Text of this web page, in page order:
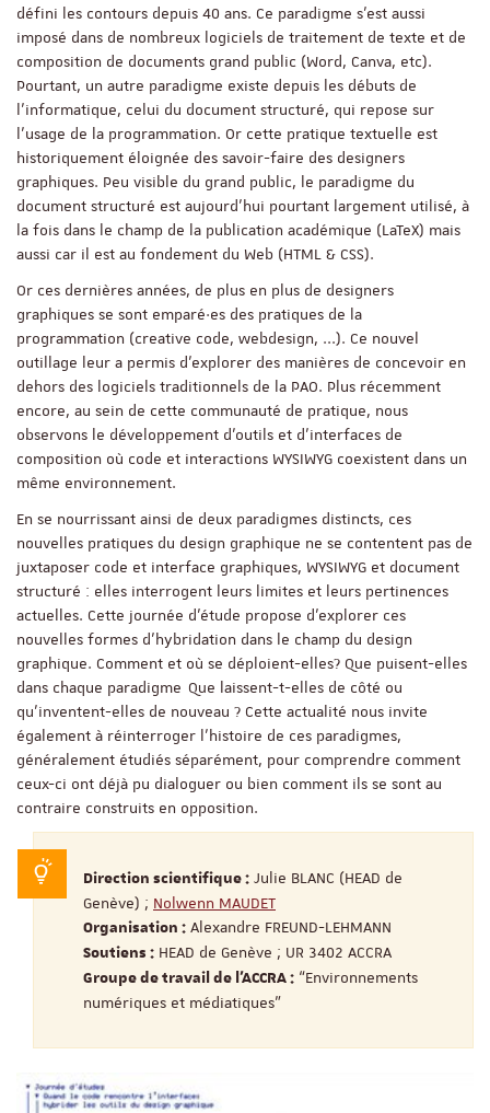
défini les contours depuis 40 ans. Ce paradigme s’est aussi
imposé dans de nombreux logiciels de traitement de texte et de
composition de documents grand public (Word, Canva, etc).
Pourtant, un autre paradigme existe depuis les débuts de
l’informatique, celui du document structuré, qui repose sur
l'usage de la programmation. Or cette pratique textuelle est
historiquement éloignée des savoir-faire des designers
graphiques. Peu visible du grand public, le paradigme du
document structuré est aujourd'hui pourtant largement utilisé, à
la fois dans le champ de la publication académique (LaTeX) mais
aussi car il est au fondement du Web (HTML & CSS).
Or ces dernières années, de plus en plus de designers
graphiques se sont emparé·es des pratiques de la
programmation (creative code, webdesign, ...). Ce nouvel
outillage leur a permis d'explorer des manières de concevoir en
dehors des logiciels traditionnels de la PAO. Plus récemment
encore, au sein de cette communauté de pratique, nous
observons le développement d’outils et d’interfaces de
composition où code et interactions WYSIWYG coexistent dans un
même environnement.
En se nourrissant ainsi de deux paradigmes distincts, ces
nouvelles pratiques du design graphique ne se contentent pas de
juxtaposer code et interface graphiques, WYSIWYG et document
structuré : elles interrogent leurs limites et leurs pertinences
actuelles. Cette journée d’étude propose d’explorer ces
nouvelles formes d’hybridation dans le champ du design
graphique. Comment et où se déploient-elles? Que puisent-elles
dans chaque paradigme Que laissent-t-elles de côté ou
qu’inventent-elles de nouveau ? Cette actualité nous invite
également à réinterroger l'histoire de ces paradigmes,
généralement étudiés séparément, pour comprendre comment
ceux-ci ont déjà pu dialoguer ou bien comment ils se sont au
contraire construits en opposition.
Direction scientifique : Julie BLANC (HEAD de
Genève) ; Nolwenn MAUDET
Organisation : Alexandre FREUND-LEHMANN
Soutiens : HEAD de Genève ; UR 3402 ACCRA
Groupe de travail de l'ACCRA : “Environnements
numériques et médiatiques”